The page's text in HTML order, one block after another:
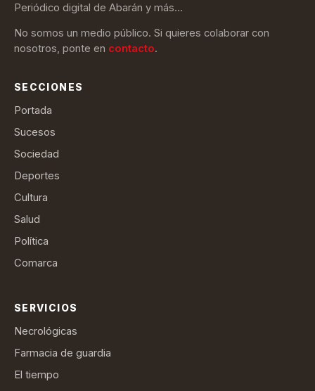
Periódico digital de Abarán y más…
No somos un medio público. Si quieres colaborar con
nosotros, ponte en contacto.
SECCIONES
Portada
Sucesos
Sociedad
Deportes
Cultura
Salud
Política
Comarca
SERVICIOS
Necrológicas
Farmacia de guardia
El tiempo